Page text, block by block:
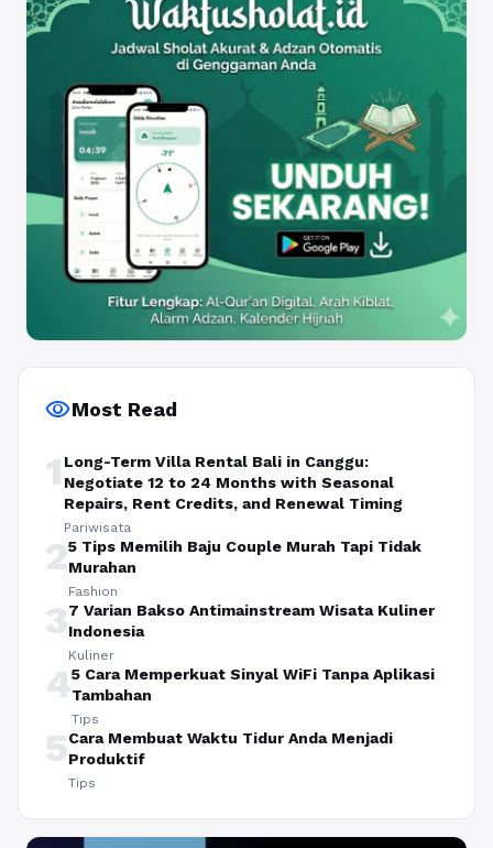
visibilityMost Read
1 Long-Term Villa Rental Bali in Canggu:
Negotiate 12 to 24 Months with Seasonal
Repairs, Rent Credits, and Renewal Timing
Pariwisata
25 Tips Memilih Baju Couple Murah Tapi Tidak
Murahan
Fashion
37 Varian Bakso Antimainstream Wisata Kuliner
Indonesia
Kuliner
45 Cara Memperkuat Sinyal WiFi Tanpa Aplikasi
Tambahan
Tips
5Cara Membuat Waktu Tidur Anda Menjadi
Produktif
Tips